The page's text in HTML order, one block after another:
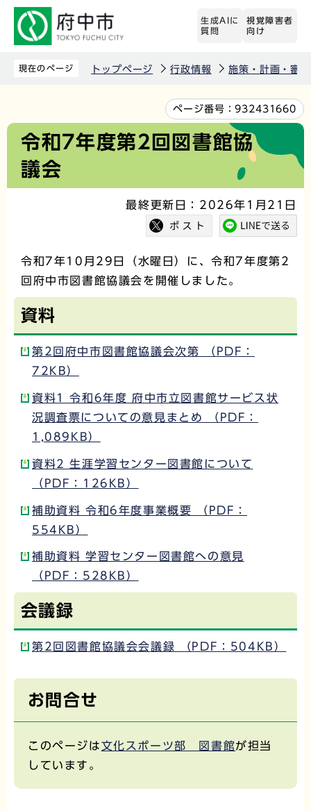
先
生成AIに
質問
視覚障害者
向け
現在のページ トップページ 行政情報 施策・計画・審
文
か
ページ番号：932431660
令和7年度第2回図書館協
議会
最終更新日：2026年1月21日
令和7年10月29日（水曜日）に、令和7年度第2
回府中市図書館協議会を開催しました。
資料
第2回府中市図書館協議会次第 （PDF：
72KB）
資料1 令和6年度 府中市立図書館サービス状
況調査票についての意見まとめ （PDF：
1,089KB）
資料2 生涯学習センター図書館について
（PDF：126KB）
補助資料 令和6年度事業概要 （PDF：
554KB）
補助資料 学習センター図書館への意見
（PDF：528KB）
会議録
第2回図書館協議会会議録 （PDF：504KB）
お問合せ
このページは文化スポーツ部 図書館が担当
しています。